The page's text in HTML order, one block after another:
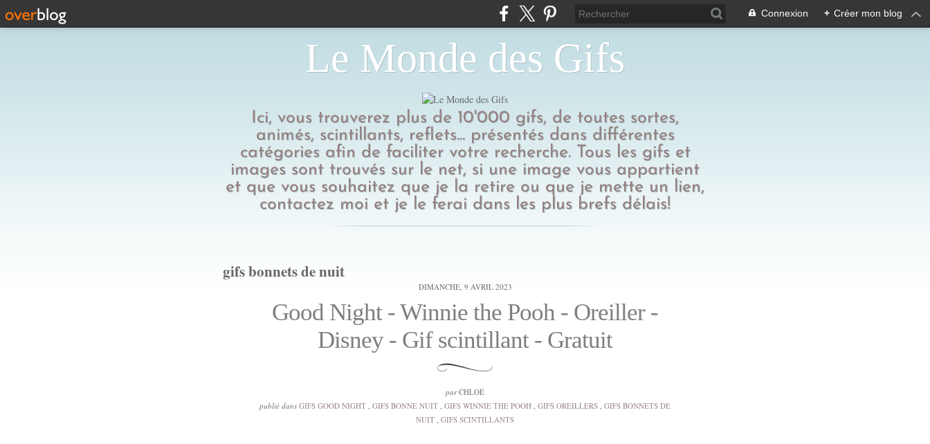
Connexion + Créer mon blog
Le Monde des Gifs
Ici, vous trouverez plus de 10'000 gifs, de toutes sortes,
animés, scintillants, reflets... présentés dans différentes
catégories afin de faciliter votre recherche. Tous les gifs et
images sont trouvés sur le net, si une image vous appartient
et que vous souhaitez que je la retire ou que je mette un lien,
contactez moi et je le ferai dans les plus brefs délais!
gifs bonnets de nuit
DIMANCHE, 9 AVRIL 2023
Good Night - Winnie the Pooh - Oreiller -
Disney - Gif scintillant - Gratuit
parCHLOÉ
publié dans GIFS GOOD NIGHT , GIFS BONNE NUIT , GIFS WINNIE THE POOH , GIFS OREILLERS , GIFS BONNETS DE
NUIT , GIFS SCINTILLANTS